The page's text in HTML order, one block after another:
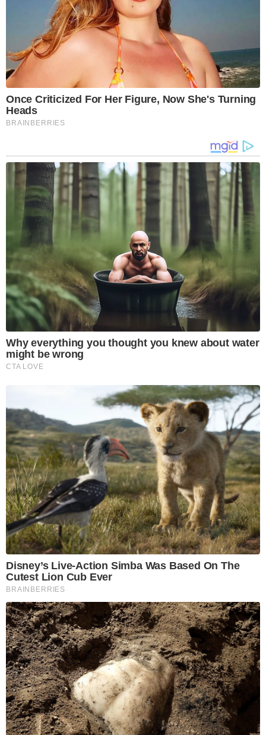
Once Criticized For Her Figure, Now She's Turning
Heads
BRAINBERRIES
Why everything you thought you knew about water
might be wrong
CTA LOVE
Disney’s Live-Action Simba Was Based On The
Cutest Lion Cub Ever
BRAINBERRIES